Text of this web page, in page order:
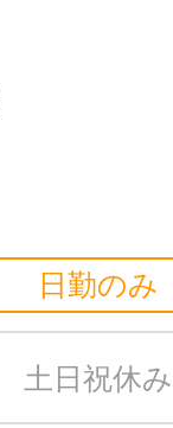
日勤のみ
土日祝休み